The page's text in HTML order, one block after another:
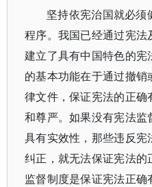
坚持依宪治国就必须
程序。我国已经通过宪
建立了具有中国特色的
的基本功能在于通过撤
律文件，保证宪法的正
和尊严。如果没有宪法
具有实效性，那些违反
纠正，就无法保证宪法
监督制度是保证宪法正